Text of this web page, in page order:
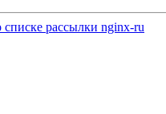
рассылки nginx-ru